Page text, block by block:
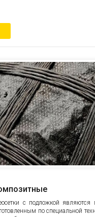
с подложкой являются
по специальной